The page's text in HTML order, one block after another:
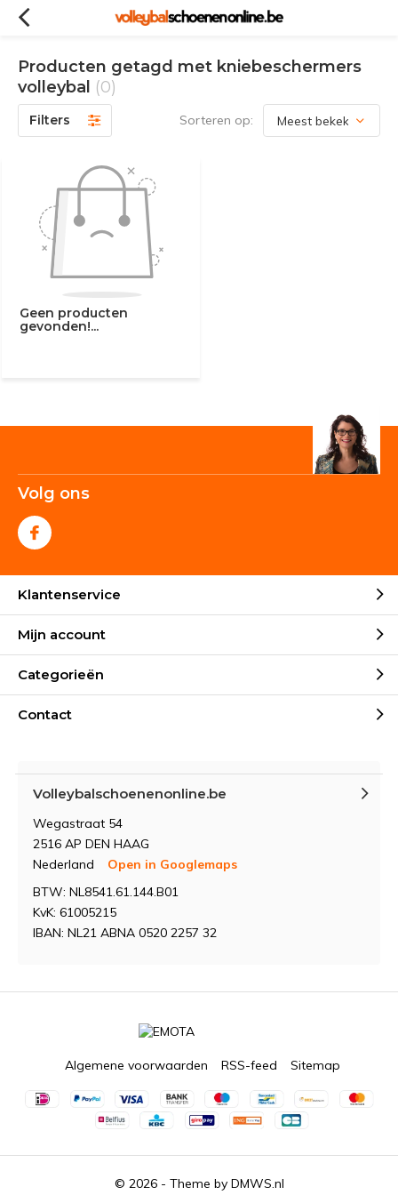
Producten getagd met kniebeschermers
volleybal (0)
Filters Sorteren op:
Geen producten
gevonden!...
Volg ons
Klantenservice
Mijn account
Categorieën
Contact
Volleybalschoenenonline.be
Wegastraat 54
2516 AP DEN HAAG
Nederland
Open in Googlemaps
BTW: NL8541.61.144.B01
KvK: 61005215
IBAN: NL21 ABNA 0520 2257 32
© 2026 - Theme by DMWS.nl
Algemene voorwaarden RSS-feed Sitemap